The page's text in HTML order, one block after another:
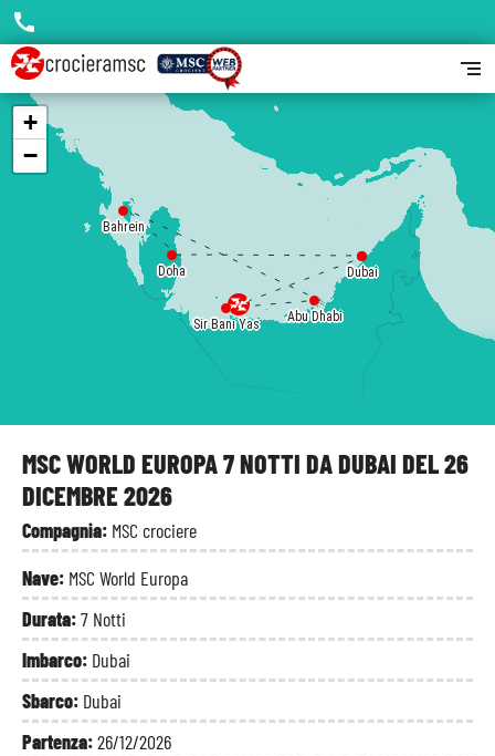
MSC WORLD EUROPA 7 NOTTI DA DUBAI DEL 26
DICEMBRE 2026
Compagnia: MSC crociere
Nave: MSC World Europa
Durata:7 Notti
Imbarco: Dubai
Sbarco: Dubai
Partenza:26/12/2026
Dubai
Sir Bani Yas Abu Dhabi
Bahrein
Doha Dubai
+
−
call
segment